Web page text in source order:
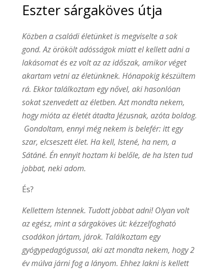
Eszter sárgaköves útja
Közben a családi életünket is megviselte a sok
gond. Az örökölt adósságok miatt el kellett adni a
lakásomat és ez volt az az időszak, amikor véget
akartam vetni az életünknek. Hónapokig készültem
rá. Ekkor találkoztam egy nővel, aki hasonlóan
sokat szenvedett az életben. Azt mondta nekem,
hogy mióta az életét átadta Jézusnak, azóta boldog.
Gondoltam, ennyi még nekem is belefér: itt egy
szar, elcseszett élet. Ha kell, Istené, ha nem, a
Sátáné. Én ennyit hoztam ki belőle, de ha Isten tud
jobbat, neki adom.
És?
Kellettem Istennek. Tudott jobbat adni! Olyan volt
az egész, mint a sárgaköves út: kézzelfogható
csodákon jártam, járok. Találkoztam egy
gyógypedagógussal, aki azt mondta nekem, hogy 2
év múlva járni fog a lányom. Ehhez lakni is kellett